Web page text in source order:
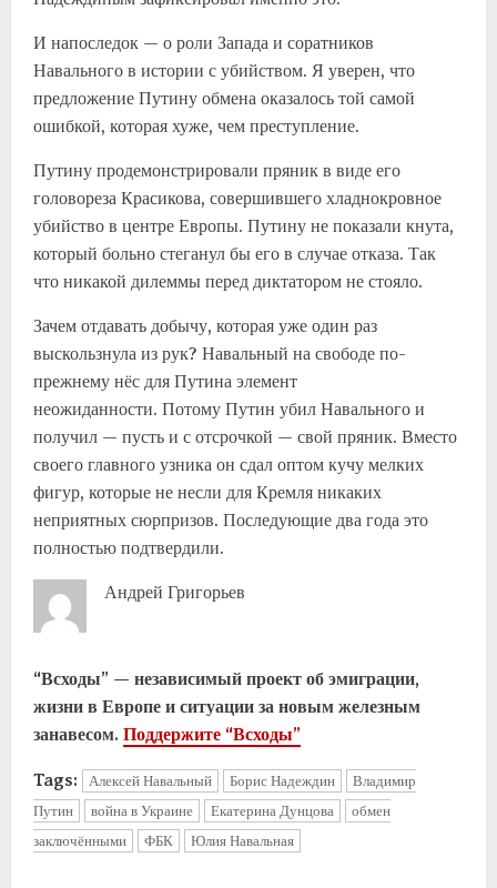
И напоследок — о роли Запада и соратников
Навального в истории с убийством. Я уверен, что
предложение Путину обмена оказалось той самой
ошибкой, которая хуже, чем преступление.
Путину продемонстрировали пряник в виде его
головореза Красикова, совершившего хладнокровное
убийство в центре Европы. Путину не показали кнута,
который больно стеганул бы его в случае отказа. Так
что никакой дилеммы перед диктатором не стояло.
Зачем отдавать добычу, которая уже один раз
выскользнула из рук? Навальный на свободе по-
прежнему нёс для Путина элемент
неожиданности. Потому Путин убил Навального и
получил — пусть и с отсрочкой — свой пряник. Вместо
своего главного узника он сдал оптом кучу мелких
фигур, которые не несли для Кремля никаких
неприятных сюрпризов. Последующие два года это
полностью подтвердили.
Андрей Григорьев
“Всходы” — независимый проект об эмиграции,
жизни в Европе и ситуации за новым железным
занавесом. Поддержите “Всходы”
Tags: Алексей Навальный Борис Надеждин
Владимир
Путин
война в Украине Екатерина Дунцова
обмен
заключёнными
ФБК Юлия Навальная